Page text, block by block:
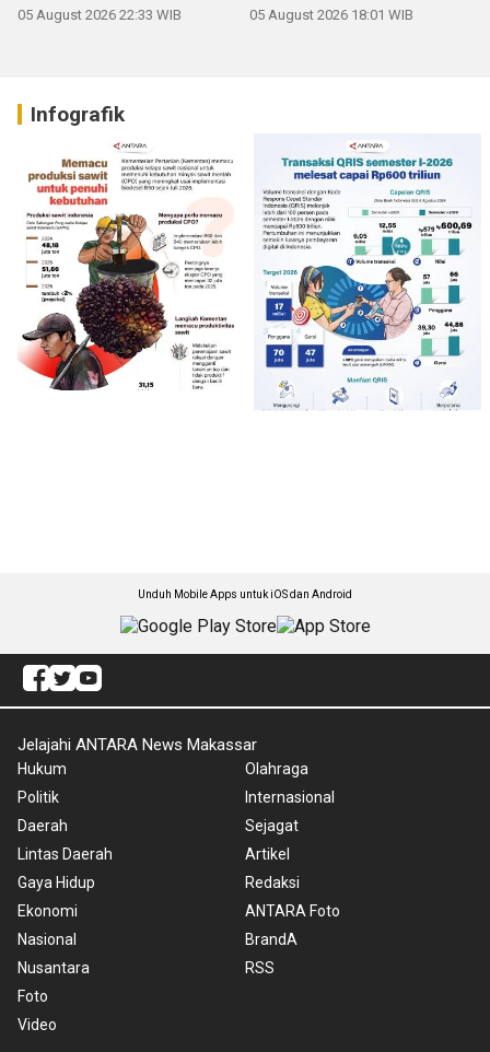
05 August 2026 22:33 WIB 05 August 2026 18:01 WIB
Infografik
Unduh Mobile Apps untuk iOS dan Android
Jelajahi ANTARA News Makassar
Hukum
Politik
Daerah
Lintas Daerah
Gaya Hidup
Ekonomi
Nasional
Nusantara
Foto
Video
Olahraga
Internasional
Sejagat
Artikel
Redaksi
ANTARA Foto
BrandA
RSS